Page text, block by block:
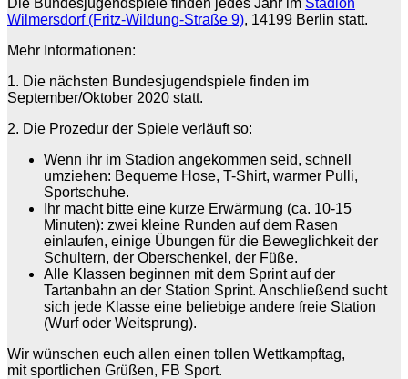
Wilmersdorf (Fritz-Wildung-Straße 9), 14199 Berlin statt.
Mehr Informationen:
1. Die nächsten Bundesjugendspiele finden im
September/Oktober 2020 statt.
2. Die Prozedur der Spiele verläuft so:
Wenn ihr im Stadion angekommen seid, schnell
umziehen: Bequeme Hose, T-Shirt, warmer Pulli,
Sportschuhe.
Ihr macht bitte eine kurze Erwärmung (ca. 10-15
Minuten): zwei kleine Runden auf dem Rasen
einlaufen, einige Übungen für die Beweglichkeit der
Schultern, der Oberschenkel, der Füße.
Alle Klassen beginnen mit dem Sprint auf der
Tartanbahn an der Station Sprint. Anschließend sucht
sich jede Klasse eine beliebige andere freie Station
(Wurf oder Weitsprung).
Wir wünschen euch allen einen tollen Wettkampftag,
mit sportlichen Grüßen, FB Sport.